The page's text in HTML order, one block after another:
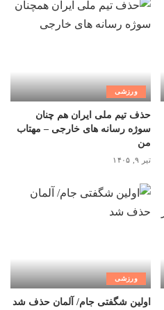
ورزشی
حذف تیم ملی ایران هم چنان
سوژه رسانه های خارجی – مهتاب
من
تیر ۹, ۱۴۰۵
ورزشی
اولین شگفتی جام/ آلمان حذف شد